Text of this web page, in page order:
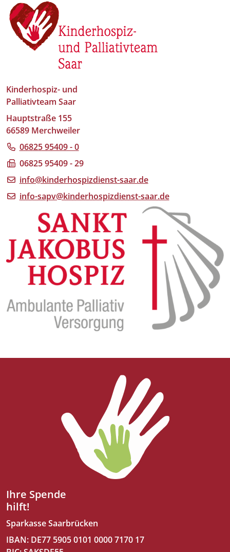
Kinderhospiz- und
Palliativteam Saar
Hauptstraße 155
66589 Merchweiler
06825 95409 - 0
06825 95409 - 29
info@kinderhospizdienst-saar.de
info-sapv@kinderhospizdienst-saar.de
Ihre Spende
hilft!
Sparkasse Saarbrücken
IBAN: DE77 5905 0101 0000 7170 17